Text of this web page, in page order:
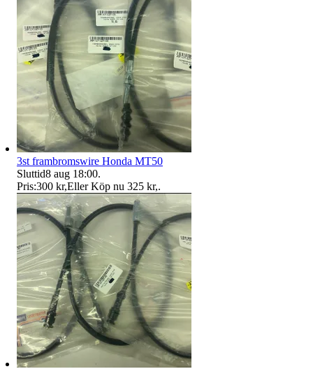
3st frambromswire Honda MT50
Sluttid8 aug 18:00.
Pris:300 kr,Eller Köp nu 325 kr,.